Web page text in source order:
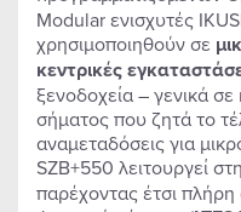
Modular ενισχυτές
χρησιμοποιηθούν σε
κεντρικές
ξενοδοχεία – γενικά
σήματος που ζητά το
αναμεταδόσεις για
SZB+550 λειτουργεί
παρέχοντας έτσι